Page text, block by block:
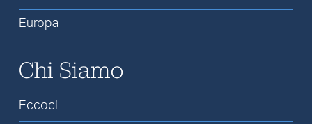
Europa
Chi Siamo
Eccoci